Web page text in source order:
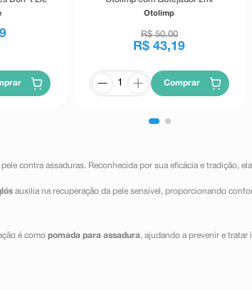
Otolimp
R$ 50,00
R$ 43,19
Comprar
contra assaduras. Reconhecida por sua eficácia e tradição,
auxilia na recuperação da pele sensível, proporcionando
é como pomada para assadura, ajudando a prevenir e